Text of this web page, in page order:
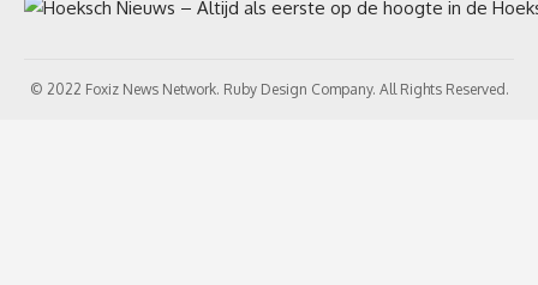
© 2022 Foxiz News Network. Ruby Design Company. All Rights Reserved.